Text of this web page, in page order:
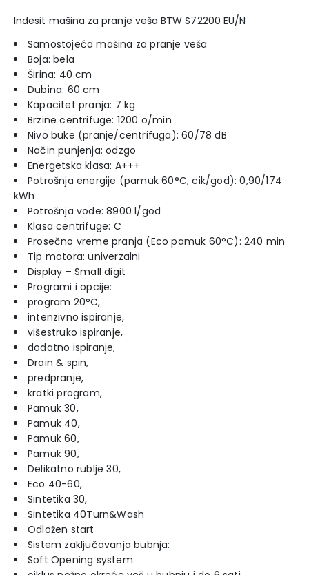
Indesit mašina za pranje veša BTW S72200 EU/N
Samostojeća mašina za pranje veša
Boja: bela
Širina: 40 cm
Dubina: 60 cm
Kapacitet pranja: 7 kg
Brzine centrifuge: 1200 o/min
Nivo buke (pranje/centrifuga): 60/78 dB
Način punjenja: odzgo
Energetska klasa: A+++
Potrošnja energije (pamuk 60°C, cik/god): 0,90/174
kWh
Potrošnja vode: 8900 l/god
Klasa centrifuge: C
Prosečno vreme pranja (Eco pamuk 60°C): 240 min
Tip motora: univerzalni
Display – Small digit
Programi i opcije:
program 20°C,
intenzivno ispiranje,
višestruko ispiranje,
dodatno ispiranje,
Drain & spin,
predpranje,
kratki program,
Pamuk 30,
Pamuk 40,
Pamuk 60,
Pamuk 90,
Delikatno rublje 30,
Eco 40-60,
Sintetika 30,
Sintetika 40Turn&Wash
Odložen start
Sistem zaključavanja bubnja:
Soft Opening system: